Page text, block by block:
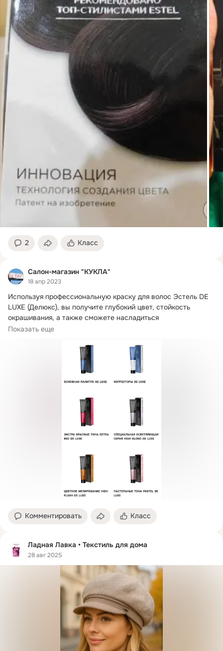
2 Класс
Салон-магазин "КУКЛА"
18 апр 2023
Используя профессиональную краску для волос Эстель DE
LUXE (Делюкс), вы получите глубокий цвет, стойкость
окрашивания, а также сможете насладиться
фантастическим блеском Ваших волос.
Показать еще
Комментировать Класс
Ладная Лавка • Текстиль для дома
28 авг 2025